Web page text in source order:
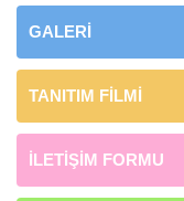
GALERİ
TANITIM FİLMİ
İLETİŞİM FORMU